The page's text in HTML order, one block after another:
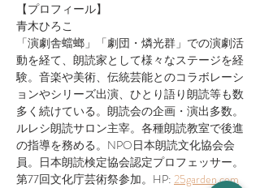
【プロフィール】
青木ひろこ
「演劇舎蟷螂」「劇団・燐光群」での演劇活
動を経て、朗読家として様々なステージを経
験。音楽や美術、伝統芸能とのコラボレーシ
ョンやシリーズ出演、ひとり語り朗読等も数
多く続けている。朗読会の企画・演出多数。
ルレシ朗読サロン主宰。各種朗読教室で後進
の指導を務める。NPO日本朗読文化協会会
員。日本朗読検定協会認定プロフェッサー。
第77回文化庁芸術祭参加。HP: 25garden.com